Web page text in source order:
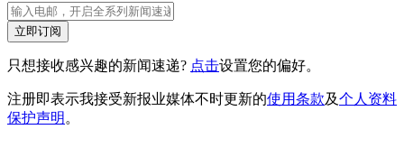
立即订阅
只想接收感兴趣的新闻速递? 点击设置您的偏好。
注册即表示我接受新报业媒体不时更新的使用条款及个人资料
保护声明 。